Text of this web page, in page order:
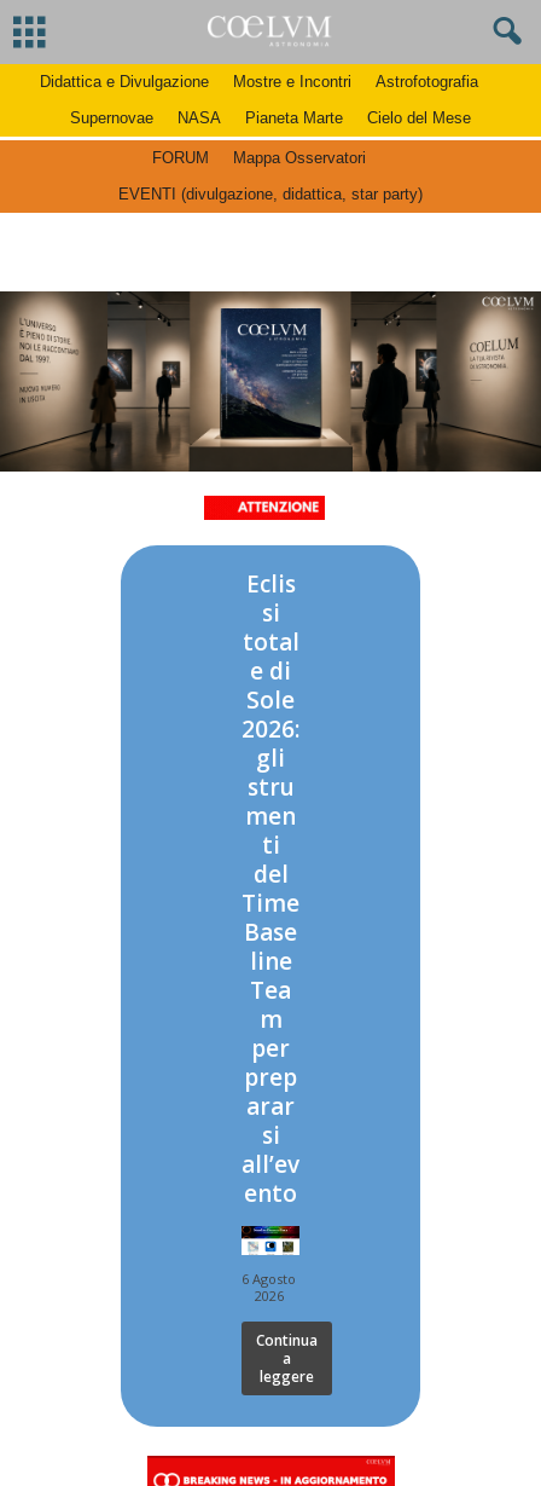
Didattica e Divulgazione Mostre e Incontri
Astrofotografia
Supernovae
NASA Pianeta Marte Cielo del Mese
FORUM
Mappa Osservatori
EVENTI (divulgazione, didattica, star party)
Eclis
si
total
e di
Sole
2026:
gli
stru
men
ti
del
Time
Base
line
Tea
m
per
prep
arar
si
all’ev
ento
6 Agosto
2026
Continua
a
leggere